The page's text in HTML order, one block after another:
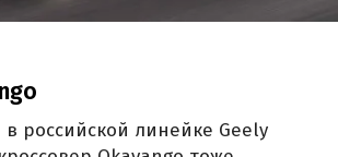
российской линейке Geely